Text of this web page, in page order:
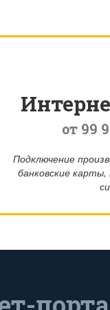
от 99
Подключение
банковские